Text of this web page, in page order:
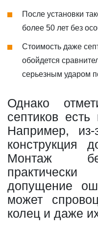
После установки
более 50 лет без
Стоимость даже
обойдется
серьезным ударом
Однако
септиков
Например,
конструкция
Монтаж
допущение
может
колец и даже